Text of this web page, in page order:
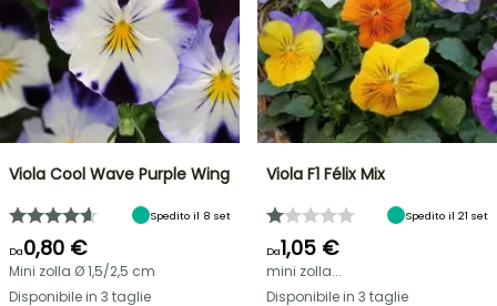
Viola Cool Wave Purple Wing
Spedito il 8 set
Da0,80 €
Mini zolla Ø 1,5/2,5 cm
Disponibile in 3 taglie
Viola F1 Félix Mix
Spedito il 21 set
Da1,05 €
mini zolla...
Disponibile in 3 taglie